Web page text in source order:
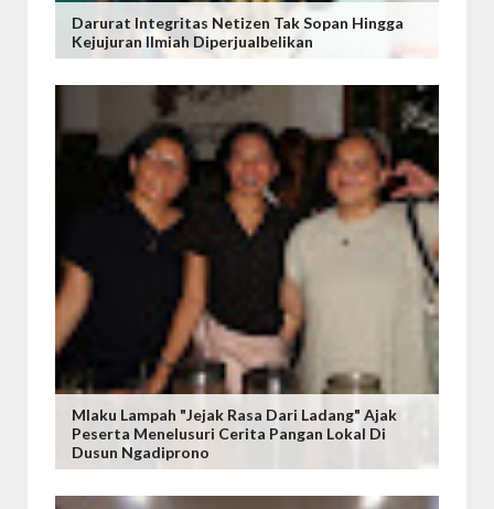
Darurat Integritas Netizen Tak Sopan Hingga
Kejujuran Ilmiah Diperjualbelikan
Mlaku Lampah "Jejak Rasa Dari Ladang" Ajak
Peserta Menelusuri Cerita Pangan Lokal Di
Dusun Ngadiprono